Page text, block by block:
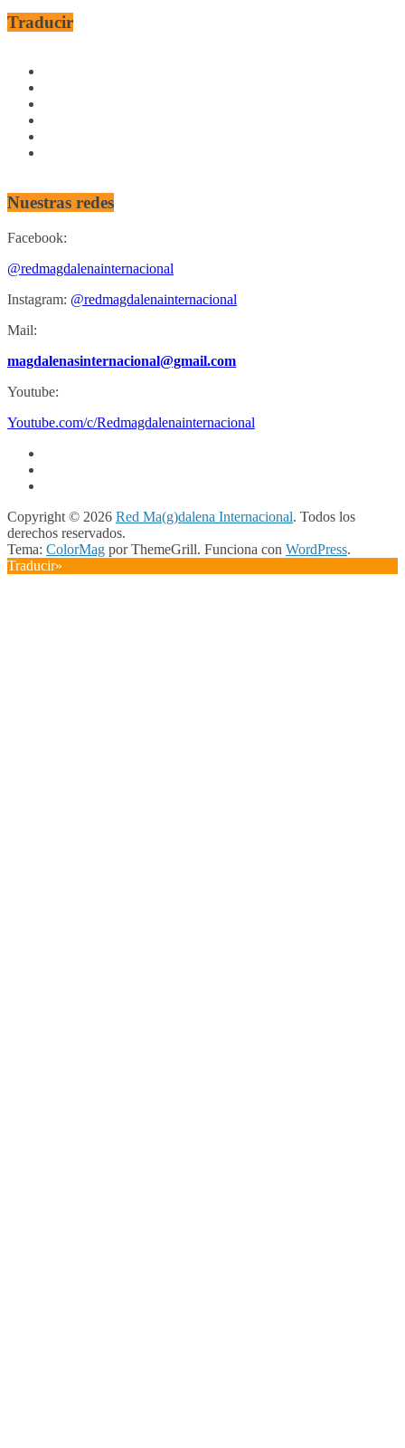
Traducir
Nuestras redes
Facebook:
@redmagdalenainternacional
Instagram: @redmagdalenainternacional
Mail:
magdalenasinternacional@gmail.com
Youtube:
Youtube.com/c/Redmagdalenainternacional
Copyright © 2026 Red Ma(g)dalena Internacional. Todos los
derechos reservados.
Tema: ColorMag por ThemeGrill. Funciona con WordPress.
Traducir»